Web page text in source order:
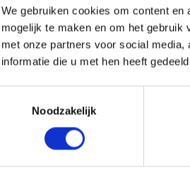
We gebruiken cookies om content
mogelijk te maken en om het gebruik
met onze partners voor social
informatie die u met hen heeft
Noodzakelijk
India
Het
Mario